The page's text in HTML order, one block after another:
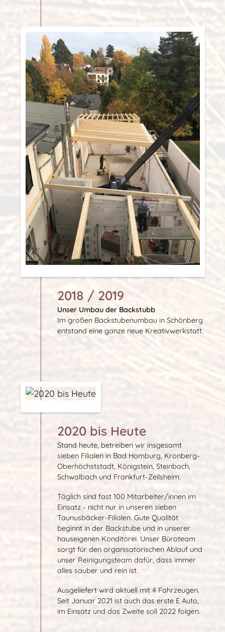
2018 / 2019
Unser Umbau der Backstubb
Im großen Backstubenumbau in Schönberg
entstand eine ganze neue Kreativwerkstatt.
2020 bis Heute
Stand heute, betreiben wir insgesamt
sieben Filialen in Bad Homburg, Kronberg-
Oberhöchststadt, Königstein, Steinbach,
Schwalbach und Frankfurt-Zeilsheim.
Täglich sind fast 100 Mitarbeiter/innen im
Einsatz - nicht nur in unseren sieben
Taunusbäcker-Filialen. Gute Qualität
beginnt in der Backstube und in unserer
hauseigenen Konditorei. Unser Büroteam
sorgt für den organisatorischen Ablauf und
unser Reinigungsteam dafür, dass immer
alles sauber und rein ist.
Ausgeliefert wird aktuell mit 4 Fahrzeugen.
Seit Januar 2021 ist auch das erste E Auto,
im Einsatz und das Zweite soll 2022 folgen.